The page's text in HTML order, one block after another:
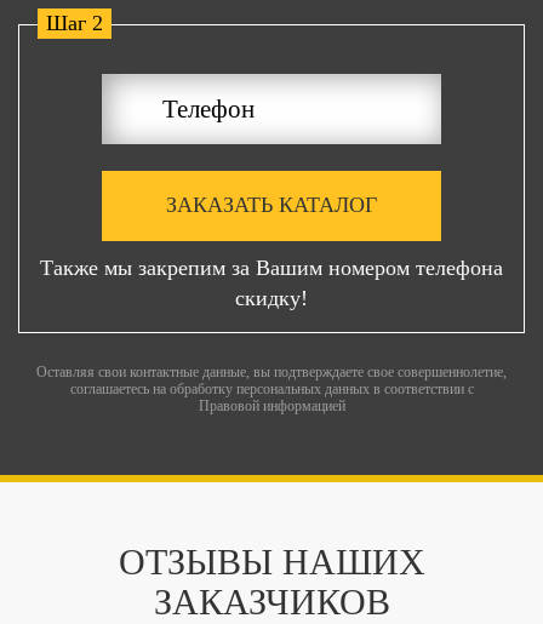
Шаг 2
ЗАКАЗАТЬ КАТАЛОГ
Также мы закрепим за Вашим номером телефона
скидку!
Оставляя свои контактные данные, вы подтверждаете свое совершеннолетие,
соглашаетесь на обработку персональных данных в соответствии с
Правовой информацией
ОТЗЫВЫ НАШИХ
ЗАКАЗЧИКОВ